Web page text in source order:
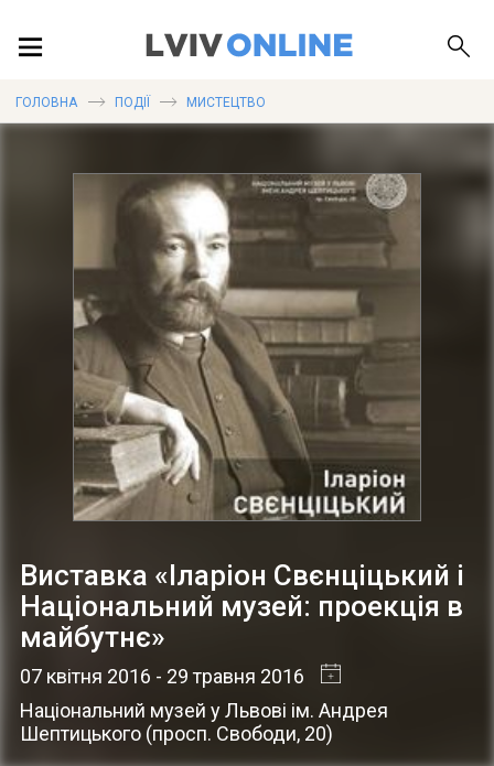
ПУБЛІКАЦІЇ
ДОВІДКА
ГОЛОВНА ПОДІЇ МИСТЕЦТВО
Виставка «Іларіон Свєнціцький і
Національний музей: проекція в
майбутнє»
07 квітня 2016 - 29 травня 2016
Національний музей у Львові ім. Андрея
Шептицького (просп. Свободи, 20)